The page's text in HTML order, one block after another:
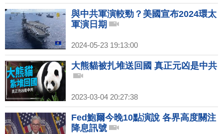
與中共軍演較勁？美國宣布2024環太
軍演日期
2024-05-23 19:13:00
大熊貓被扎堆送回國 真正元凶是中共
2023-03-04 20:27:38
Fed鮑爾今晚10點演說 各界高度關注
降息訊號